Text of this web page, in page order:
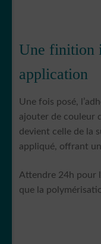
Une finition
application
Une fois posé,
ajouter de couleur
devient celle de la
appliqué, offrant
Attendre 24h pour
que la